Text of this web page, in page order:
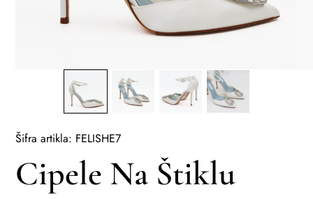
Šifra artikla: FELISHE7
Cipele Na Štiklu